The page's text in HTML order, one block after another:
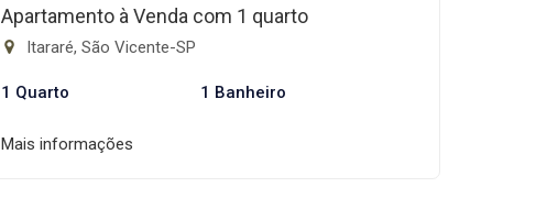
Apartamento à Venda com 1 quarto
Itararé, São Vicente-SP
1 Quarto 1 Banheiro
Mais informações